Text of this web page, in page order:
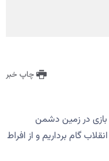
چاپ خبر
در زمین دشمن
گام برداریم و از افراط